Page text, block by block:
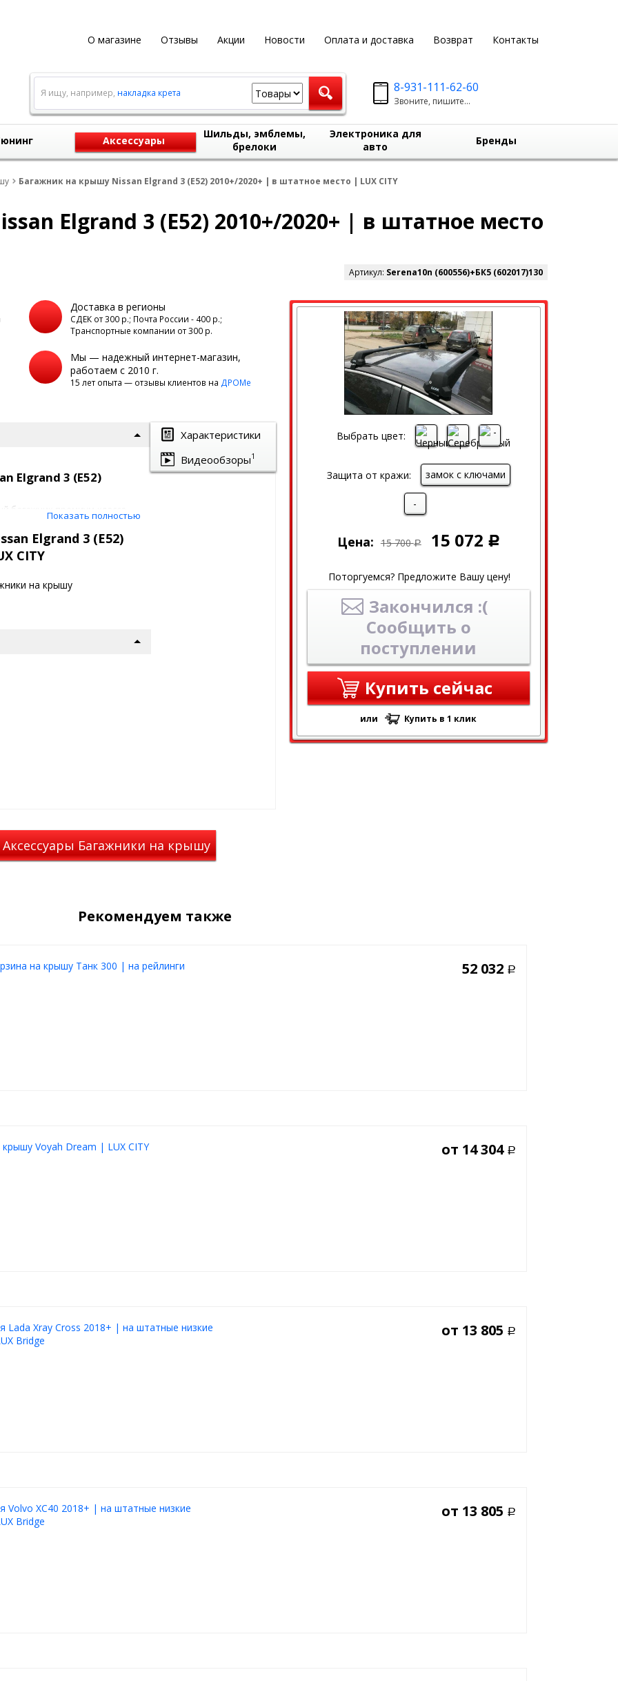
О магазине Отзывы Акции Новости Оплата и доставка Возврат Контакты
8-931-111-62-60
Звоните, пишите...
Я ищу, например, накладка крета
Аксессуары
Шильды, эмблемы,
брелоки
Электроника для
авто
Бренды
Багажник на крышу Nissan Elgrand 3 (E52) 2010+/2020+ | в штатное место | LUX СITY
Elgrand 3 (E52) 2010+/2020+ | в штатное место
Артикул: Serena10n (600556)+БК5 (602017)130
Выбрать цвет:
Защита от кражи: замок с ключами
-
Цена: 15 700 Р 15 072 Р
Поторгуемся? Предложите Вашу цену!
Закончился :(
Сообщить о
поступлении
Купить сейчас
или Купить в 1 клик
Доставка в регионы
СДЕК от 300 р.; Почта России - 400 р.;
Транспортные компании от 300 р.
Мы — надежный интернет-магазин,
работаем с 2010 г.
15 лет опыта — отзывы клиентов на ДРОМе
Характеристики
Видеообзоры1
Elgrand 3 (E52)
багажник премиум-класса
автомобилей с гладкой
спортинвентаря и
торчащих частей, не
82 мм — крыловидная
автобоксы,
для лыж и сноубордов.
защищают от кражи и
инструментальной
AERO TRAVEL)
оборудования
Показать полностью
Elgrand 3 (E52)
СITY
на крышу
Багажники на крышу
Рекомендуем также
на крышу Танк 300 | на рейлинги 52 032 Р
крышу Voyah Dream | LUX CITY от 14 304 Р
Lada Xray Cross 2018+ | на штатные низкие
Bridge
от 13 805 Р
Volvo XC40 2018+ | на штатные низкие
Bridge
от 13 805 Р